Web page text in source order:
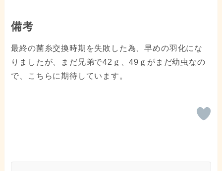
備考
最終の菌糸交換時期を失敗した為、早めの羽化にな
りましたが、まだ兄弟で42ｇ、49ｇがまだ幼虫なの
で、こちらに期待しています。